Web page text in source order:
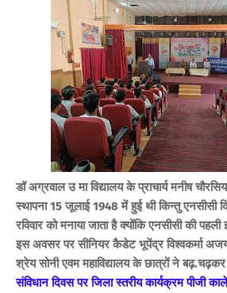
डॉ अग्रवाल उ मा विद्यालय के प्राचार्य मनीष
स्थापना 15 जूलाई 1948 में हुई थी किन्तु एनसीसी
रविवार को मनाया जाता है क्योंकि एनसीसी की पहली
इस अवसर पर सीनियर कैडेट भूपेंद्र विश्वकर्मा
श्रेय सोनी एवम महाविद्यालय के छात्रों ने बढ़.चढ़कर
संविधान दिवस पर जिला स्तरीय कार्यक्रम पीजी